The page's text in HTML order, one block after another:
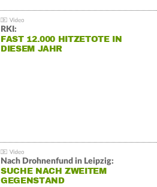
RKI:
FAST 12.000 HITZETOTE IN
DIESEM JAHR
Nach Drohnenfund in Leipzig:
SUCHE NACH ZWEITEM
GEGENSTAND